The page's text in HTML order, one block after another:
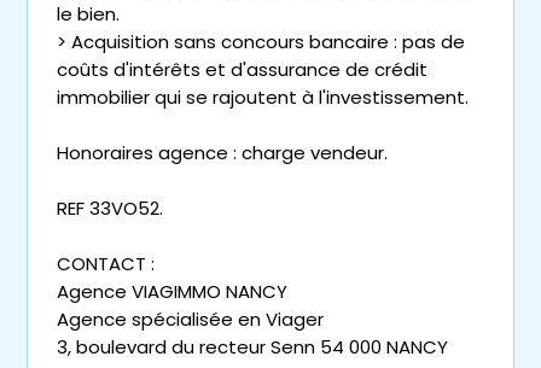
le bien.
> Acquisition sans concours bancaire : pas de
coûts d'intérêts et d'assurance de crédit
immobilier qui se rajoutent à l'investissement.
Honoraires agence : charge vendeur.
REF 33VO52.
CONTACT :
Agence VIAGIMMO NANCY
Agence spécialisée en Viager
3, boulevard du recteur Senn 54 000 NANCY